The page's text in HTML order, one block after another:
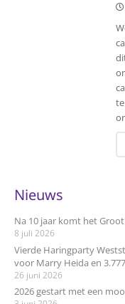
Nieuws
Na 10 jaar komt het
8 juli 2026
Vierde Haringparty
voor Marry Heida en
26 juni 2026
2026 gestart met een